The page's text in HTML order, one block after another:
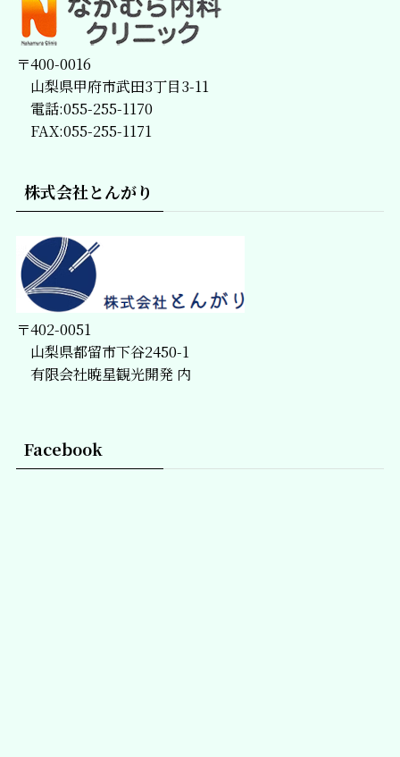
〒400-0016
山梨県甲府市武田3丁目3-11
電話:055-255-1170
FAX:055-255-1171
株式会社とんがり
〒402-0051
山梨県都留市下谷2450-1
有限会社暁星観光開発 内
Facebook